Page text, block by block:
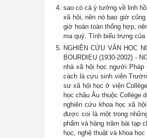
sao có cả ý tưởng về linh
xã hội, nên nó bao giờ
giờ hoàn toàn thống hợp,
ma quỷ. Tính biểu trưng
NGHIÊN CỨU VĂN HỌC
BOURDIEU (1930-2002) -
nhà xã hội học người
cách là cựu sinh viên
sư xã hội học ở viện
học châu Âu thuộc Collège
nghiên cứu khoa học xã
được coi là một trong
phẩm và hàng trăm bài tạp
học, nghệ thuật và khoa